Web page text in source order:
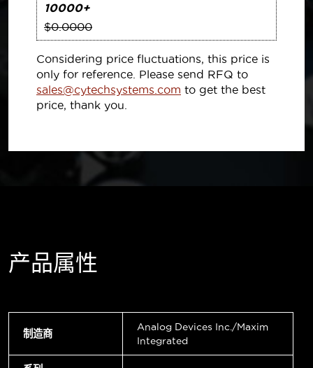
10000+
$0.0000
Considering price fluctuations, this price is
only for reference. Please send RFQ to
sales@cytechsystems.com to get the best
price, thank you.
产品属性
制造商
Analog Devices Inc./Maxim
Integrated